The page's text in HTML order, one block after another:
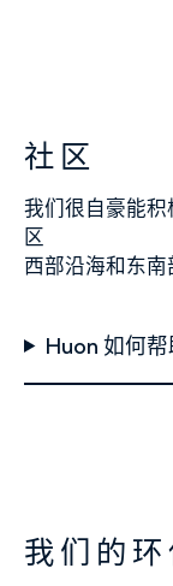
社区
我们很自豪能
区
西部沿海和东
Huon 如何帮
我们的环